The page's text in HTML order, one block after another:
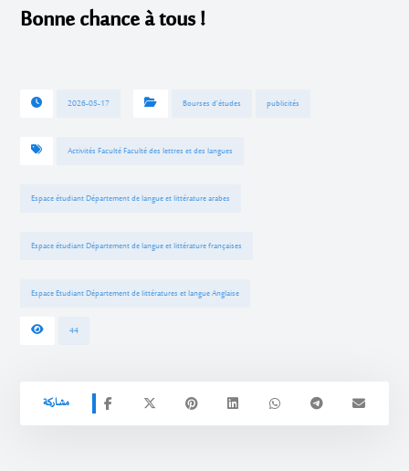
Bonne chance à tous !
2026-05-17 Bourses d'études publicités
Activités Faculté Faculté des lettres et des langues
Espace étudiant Département de langue et littérature arabes
Espace étudiant Département de langue et littérature françaises
Espace Etudiant Département de littératures et langue Anglaise
44